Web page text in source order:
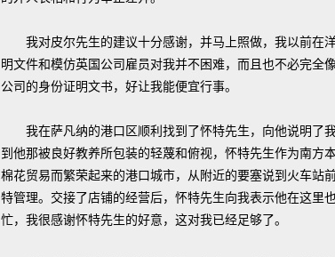
我对皮尔先生的建议十分感谢，并马上照做，我以前在
明文件和模仿英国公司雇员对我并不困难，而且也不必完全
公司的身份证明文书，好让我能便宜行事。
我在萨凡纳的港口区顺利找到了怀特先生，向他说明了
到他那被良好教养所包装的轻蔑和俯视，怀特先生作为南方
棉花贸易而繁荣起来的港口城市，从附近的要塞说到火车站
特管理。交接了店铺的经营后，怀特先生向我表示他在这里
忙，我很感谢怀特先生的好意，这对我已经足够了。